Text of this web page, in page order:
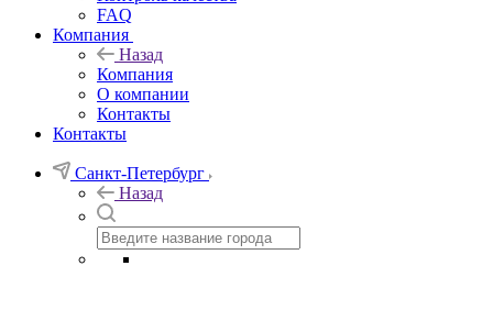
FAQ
Компания
Назад
Компания
О компании
Контакты
Контакты
Санкт-Петербург
Назад